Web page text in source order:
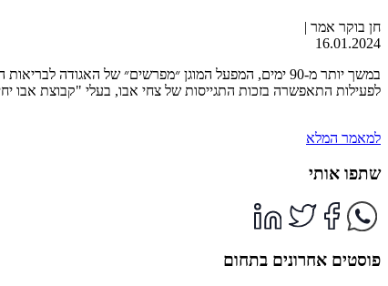
חן בוקר אמר |
16.01.2024
לפעילות התאפשרה בזכות התגייסות של צחי אבו, בעלי "קבוצת אבו
למאמר המלא
שתפו אותי
פוסטים אחרונים בתחום